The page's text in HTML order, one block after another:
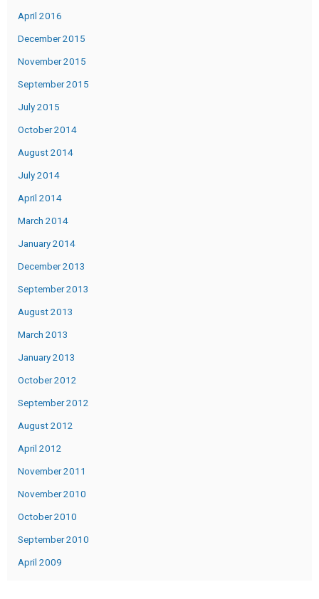
April 2016
December 2015
November 2015
September 2015
July 2015
October 2014
August 2014
July 2014
April 2014
March 2014
January 2014
December 2013
September 2013
August 2013
March 2013
January 2013
October 2012
September 2012
August 2012
April 2012
November 2011
November 2010
October 2010
September 2010
April 2009